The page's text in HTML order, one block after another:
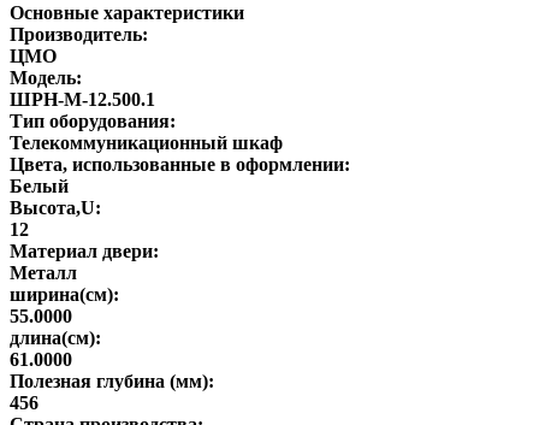
Основные характеристики
Производитель:
ЦМО
Модель:
ШРН-М-12.500.1
Тип оборудования:
Телекоммуникационный шкаф
Цвета, использованные в оформлении:
Белый
Высота,U:
12
Материал двери:
Металл
ширина(см):
55.0000
длина(см):
61.0000
Полезная глубина (мм):
456